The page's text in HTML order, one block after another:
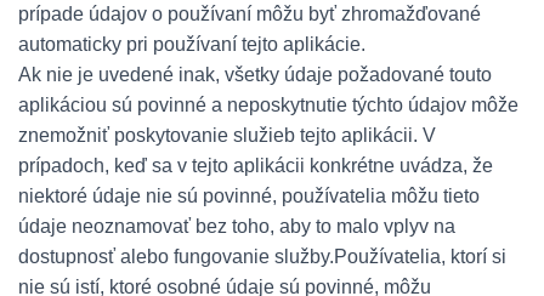
prípade údajov o používaní môžu byť zhromažďované
automaticky pri používaní tejto aplikácie.
Ak nie je uvedené inak, všetky údaje požadované touto
aplikáciou sú povinné a neposkytnutie týchto údajov môže
znemožniť poskytovanie služieb tejto aplikácii. V
prípadoch, keď sa v tejto aplikácii konkrétne uvádza, že
niektoré údaje nie sú povinné, používatelia môžu tieto
údaje neoznamovať bez toho, aby to malo vplyv na
dostupnosť alebo fungovanie služby.Používatelia, ktorí si
nie sú istí, ktoré osobné údaje sú povinné, môžu